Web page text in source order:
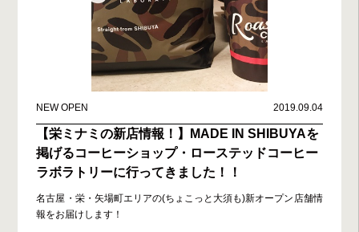
NEW OPEN 2019.09.04
【栄ミナミの新店情報！】MADE IN SHIBUYAを
掲げるコーヒーショップ・ローステッドコーヒー
ラボラトリーに行ってきました！！
名古屋・栄・矢場町エリアの(ちょこっと大須も)新オープン店舗情
報をお届けします！